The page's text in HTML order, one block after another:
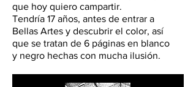
que hoy quiero campartir.
Tendría 17 años, antes de entrar a
Bellas Artes y descubrir el color, así
que se tratan de 6 páginas en blanco
y negro hechas con mucha ilusión.